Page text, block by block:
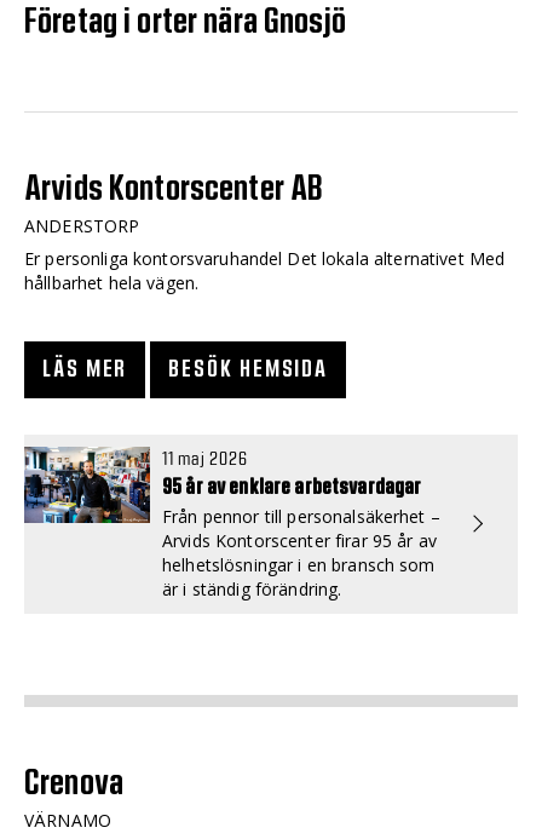
Företag i orter nära Gnosjö
Arvids Kontorscenter AB
ANDERSTORP
Er personliga kontorsvaruhandel Det lokala alternativet Med
hållbarhet hela vägen.
LÄS MER BESÖK HEMSIDA
11 maj 2026
95 år av enklare arbetsvardagar
Från pennor till personalsäkerhet –
Arvids Kontorscenter firar 95 år av
helhetslösningar i en bransch som
är i ständig förändring.
Crenova
VÄRNAMO